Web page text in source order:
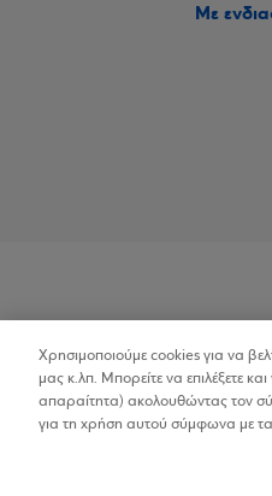
Με
Χρησιμοποιούμε cookies για να
μας κ.λπ. Μπορείτε να επιλέξετε
απαραίτητα) ακολουθώντας τον
για τη χρήση αυτού σύμφωνα με